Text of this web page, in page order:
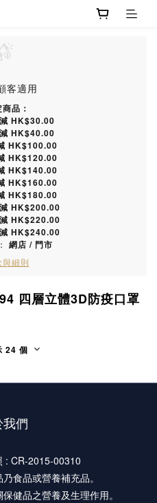
客適用
品：
HK$30.00
HK$40.00
HK$100.00
HK$120.00
HK$140.00
HK$160.00
HK$180.00
HK$200.00
HK$220.00
HK$240.00
網店 / 門市
與細則
四層立體3D防疫口罩
24 個
們
: CR-2015-00310
食品或營養補充品。
健品之營養及生理作用。